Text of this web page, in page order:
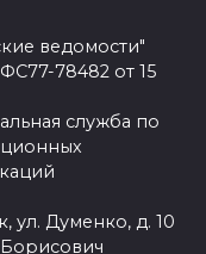
ведомости"
78482 от 15
служба по
ул. Думенко, д. 10